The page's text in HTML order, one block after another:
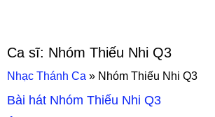
Ca sĩ: Nhóm Thiếu Nhi Q3
Nhạc Thánh Ca » Nhóm Thiếu Nhi Q3
Bài hát Nhóm Thiếu Nhi Q3